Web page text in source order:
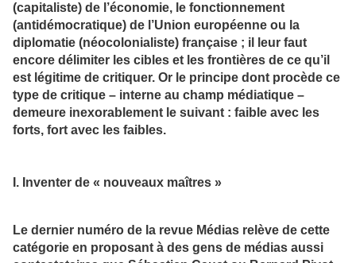
(capitaliste) de l’économie, le fonctionnement
(antidémocratique) de l’Union européenne ou la
diplomatie (néocolonialiste) française ; il leur faut
encore délimiter les cibles et les frontières de ce qu’il
est légitime de critiquer. Or le principe dont procède ce
type de critique – interne au champ médiatique –
demeure inexorablement le suivant : faible avec les
forts, fort avec les faibles.
I. Inventer de « nouveaux maîtres »
Le dernier numéro de la revue Médias relève de cette
catégorie en proposant à des gens de médias aussi